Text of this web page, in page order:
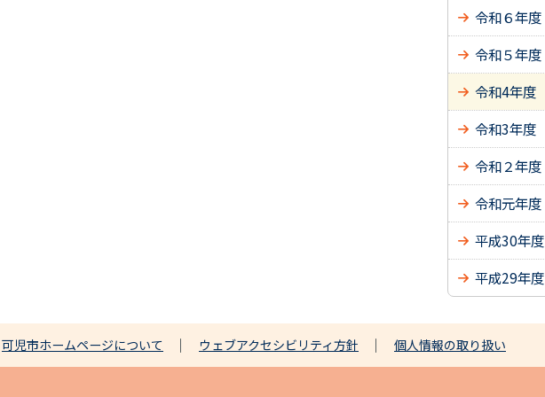
令和６年度
令和５年度
令和4年度
令和3年度
令和２年度
令和元年度
平成30年度
平成29年度
可児市ホームページについて ウェブアクセシビリティ方針 個人情報の取り扱い